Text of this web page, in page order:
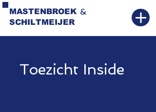
MASTENBROEK
SCHILTMEIJER
&
Toezicht Inside